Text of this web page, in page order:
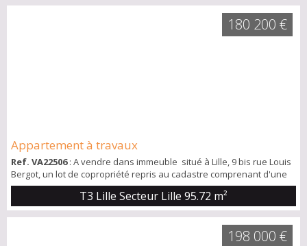
séparée donne directement accès à une salle de bain avec
Appartement à travaux
Ref. VA22506: A vendre dans immeuble situé à Lille, 9 bis rue Louis
Bergot, un lot de copropriété repris au cadastre comprenant d'une
part au rez-de-chaussée, un appartement de 74,87 m2 à rénover
complétemennt et au 1er étage un studio de 20,85 m2 comprenant
actuellement une entrée, un séjour avec cuisine, des WC, une salle
de douche et une petite terrasse d'environ 6 m2. Possibilité de cr...
T3 Lille Secteur Lille 95.72 m²
180 200 €
198 000 €